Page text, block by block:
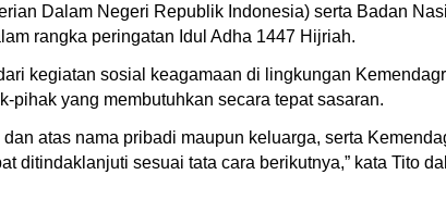
Dalam Negeri Republik Indonesia) serta Badan
rangka peringatan Idul Adha 1447 Hijriah.
kegiatan sosial keagamaan di lingkungan
pihak yang membutuhkan secara tepat sasaran.
atas nama pribadi maupun keluarga, serta
ditindaklanjuti sesuai tata cara berikutnya,” kata Tito